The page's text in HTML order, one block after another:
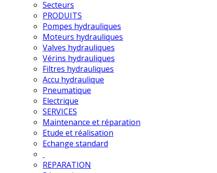
Secteurs
PRODUITS
Pompes hydrauliques
Moteurs hydrauliques
Valves hydrauliques
Vérins hydrauliques
Filtres hydrauliques
Accu hydraulique
Pneumatique
Electrique
SERVICES
Maintenance et réparation
Etude et réalisation
Echange standard
REPARATION